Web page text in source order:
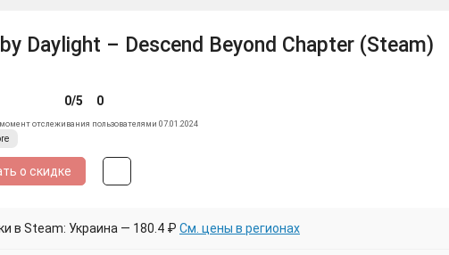
Daylight – Descend Beyond Chapter (Steam)
0/5 0
отслеживания пользователями 07.01.2024
о скидке
в Steam: Украина — 180.4 ₽ См. цены в регионах